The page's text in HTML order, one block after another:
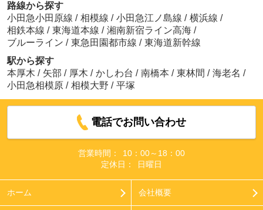
路線から探す
小田急小田原線 / 相模線 / 小田急江ノ島線 / 横浜線 /
相鉄本線 / 東海道本線 / 湘南新宿ライン高海 /
ブルーライン / 東急田園都市線 / 東海道新幹線
駅から探す
本厚木 / 矢部 / 厚木 / かしわ台 / 南橋本 / 東林間 / 海老名 /
小田急相模原 / 相模大野 / 平塚
電話でお問い合わせ
営業時間：
10：00～18：00
定休日：
日曜日
ホーム 会社概要